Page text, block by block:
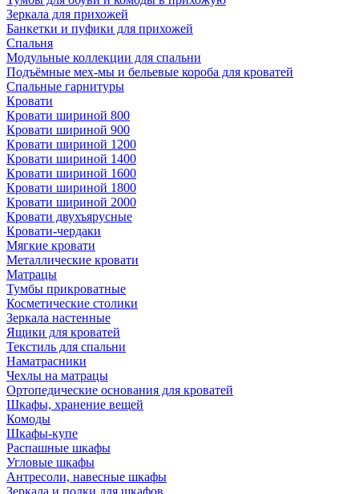
Зеркала для прихожей
Банкетки и пуфики для прихожей
Спальня
Модульные коллекции для спальни
Подъёмные мех-мы и бельевые короба для кроватей
Спальные гарнитуры
Кровати
Кровати шириной 800
Кровати шириной 900
Кровати шириной 1200
Кровати шириной 1400
Кровати шириной 1600
Кровати шириной 1800
Кровати шириной 2000
Кровати двухъярусные
Кровати-чердаки
Мягкие кровати
Металлические кровати
Матрацы
Тумбы прикроватные
Косметические столики
Зеркала настенные
Ящики для кроватей
Текстиль для спальни
Наматрасники
Чехлы на матрацы
Ортопедические основания для кроватей
Шкафы, хранение вещей
Комоды
Шкафы-купе
Распашные шкафы
Угловые шкафы
Антресоли, навесные шкафы
Зеркала и полки для шкафов